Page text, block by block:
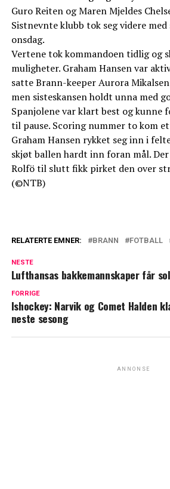
Guro Reiten og Maren Mjeldes
Sistnevnte klubb tok seg videre med
onsdag.
Vertene tok kommandoen tidlig og
muligheter. Graham Hansen var
satte Brann-keeper Aurora
men sisteskansen holdt unna med
Spanjolene var klart best og kunne
til pause. Scoring nummer to kom
Graham Hansen rykket seg inn i
skjøt ballen hardt inn foran mål.
Rolfö til slutt fikk pirket den over
(©NTB)
RELATERTE EMNER: BRANN FOTBALL
NESTE
Lufthansas bakkemannskaper får
FORRIGE
Ishockey: Narvik og Comet Halden
neste sesong
ANNONSE